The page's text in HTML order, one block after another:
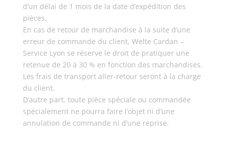
d’un délai de 1 mois de la date d’expédition des
pièces.
En cas de retour de marchandise à la suite d’une
erreur de commande du client, Welte Cardan –
Service Lyon se réserve le droit de pratiquer une
retenue de 20 à 30 % en fonction des marchandises.
Les frais de transport aller-retour seront à la charge
du client.
D’autre part, toute pièce spéciale ou commandée
spécialement ne pourra faire l’objet ni d’une
annulation de commande ni d’une reprise.